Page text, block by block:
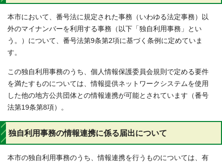
本市において、番号法に規定された事務（いわゆる法定事務）以
外のマイナンバーを利用する事務（以下「独自利用事務」とい
う。）について、番号法第9条第2項に基づく条例に定めていま
す。
この独自利用事務のうち、個人情報保護委員会規則で定める要件
を満たすものについては、情報提供ネットワークシステムを使用
した他の地方公共団体との情報連携が可能とされています（番号
法第19条第8項）。
独自利用事務の情報連携に係る届出について
本市の独自利用事務のうち、情報連携を行うものについては、有